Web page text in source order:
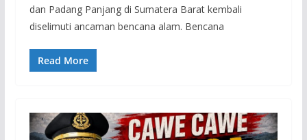
dan Padang Panjang di Sumatera Barat kembali
diselimuti ancaman bencana alam. Bencana
Read More